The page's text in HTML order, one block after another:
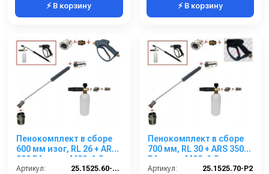
⚡ В корзину ⚡ В корзину
Пенокомплект в сборе
600 мм изог, RL 26 + ARS
220 РА; вход М22х1,5ш.
Артикул:
25.1525.60-P26 -6-220
Пенокомплект в сборе
700 мм, RL 30 + ARS 350
РА; вход М22х1,5ш.
Артикул:
25.1525.70-P2